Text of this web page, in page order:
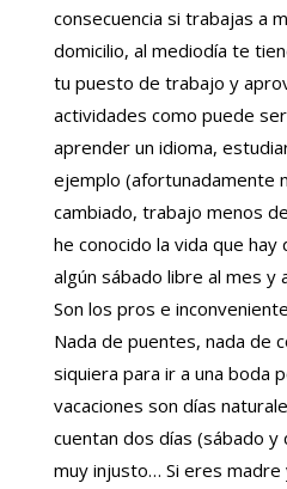
consecuencia si trabajas a
domicilio, al mediodía te
tu puesto de trabajo y
actividades como puede
aprender un idioma,
ejemplo (afortunadamente
cambiado, trabajo menos
he conocido la vida que
algún sábado libre al mes y
Son los pros e
Nada de puentes, nada de
siquiera para ir a una boda
vacaciones son días
cuentan dos días (sábado y
muy injusto… Si eres madre